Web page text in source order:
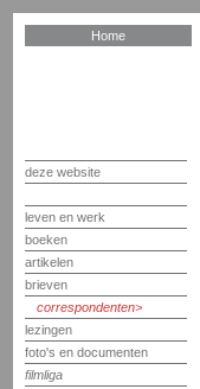
Home
deze website
leven en werk
boeken
artikelen
brieven
correspondenten
lezingen
foto's en documenten
filmliga